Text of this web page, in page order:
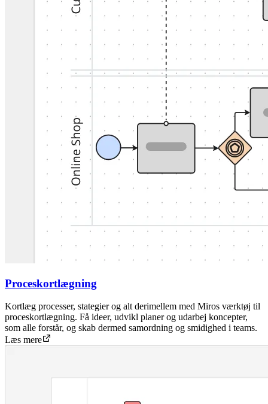
Proceskortlægning
Kortlæg processer, stategier og alt derimellem med Miros værktøj til
proceskortlægning. Få ideer, udvikl planer og udarbej koncepter,
som alle forstår, og skab dermed samordning og smidighed i teams.
Læs mere